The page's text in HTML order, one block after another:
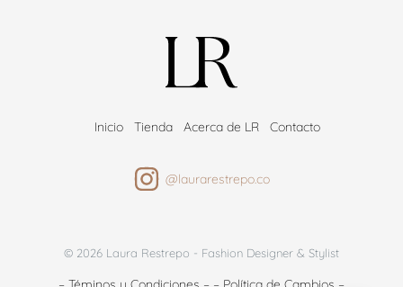
Inicio Tienda Acerca de LR Contacto
@laurarestrepo.co
© 2026 Laura Restrepo - Fashion Designer & Stylist